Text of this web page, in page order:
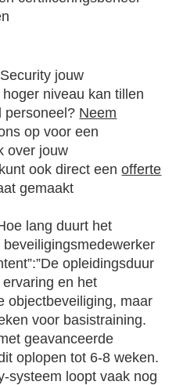
jouw
niveau kan tillen
personeel? Neem
op voor een
over jouw
ook direct eenofferte
gemaakt
lang duurt het
opleidingsduur
en het
objectbeveiliging, maar
voor basistraining.
geavanceerde
oplopen tot 6-8 weken.
systeem loopt vaak nog